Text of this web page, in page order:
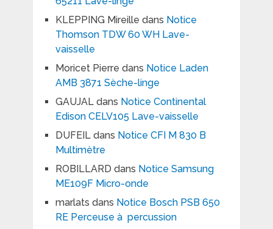
KLEPPING Mireille dans Notice
Thomson TDW 60 WH Lave-
vaisselle
Moricet Pierre dans Notice Laden
AMB 3871 Sèche-linge
GAUJALdans Notice Continental
Edison CELV105 Lave-vaisselle
DUFEILdans Notice CFI M 830 B
Multimètre
ROBILLARD dans Notice Samsung
ME109F Micro-onde
marlats dans Notice Bosch PSB 650
RE Perceuse à percussion